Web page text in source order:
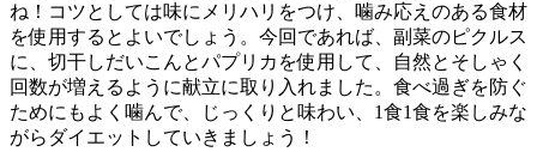
ね！コツとしては味にメリハリをつけ、噛み応えのある食材
を使用するとよいでしょう。今回であれば、副菜のピクルス
に、切干しだいこんとパプリカを使用して、自然とそしゃく
回数が増えるように献立に取り入れました。食べ過ぎを防ぐ
ためにもよく噛んで、じっくりと味わい、1食1食を楽しみな
がらダイエットしていきましょう！